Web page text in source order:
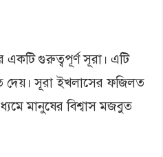
গুরুত্বপূর্ণ সূরা। এটি
দেয়। সূরা ইখলাসের ফজিলত
মানুষের বিশ্বাস মজবুত